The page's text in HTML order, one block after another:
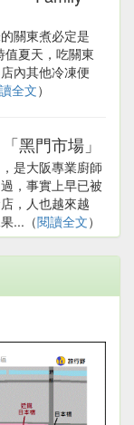
關東煮必定是
夏天，吃關東
內其他冷凍便
全文）
黑門市場」
是大阪專業廚師
，事實上早已被
，人也越來越
...（閱讀全文）